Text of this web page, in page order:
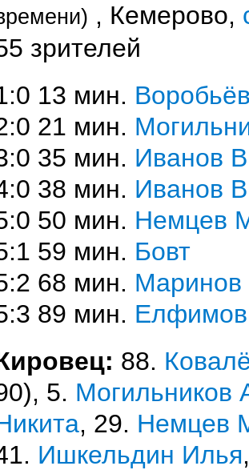
, Кемерово,
зрителей
13 мин.
21 мин.
35 мин. Иванов
38 мин. Иванов
50 мин. Немцев
59 мин. Бовт
68 мин. Маринов
89 мин.
88.
5. Могильников
, 29. Немцев
Ишкельдин Илья